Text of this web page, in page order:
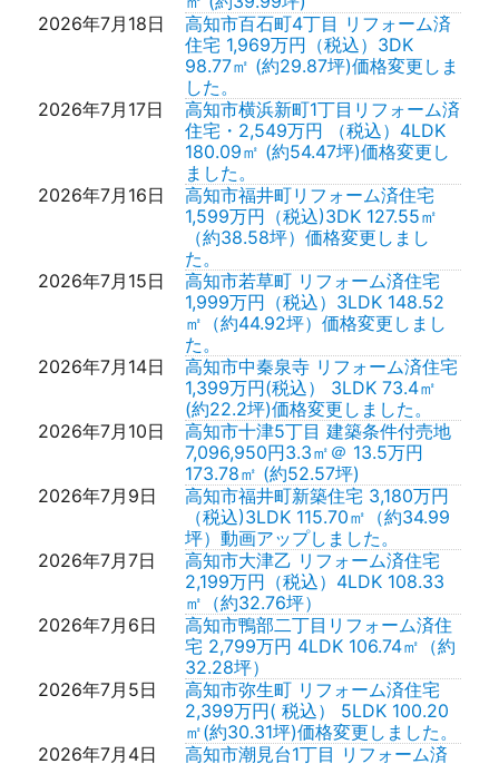
2026年7月18日
高知市百石町4丁目 リフォーム済
住宅 1,969万円（税込）3DK
98.77㎡ (約29.87坪)価格変更しま
した。
2026年7月17日
高知市横浜新町1丁目リフォーム済
住宅・2,549万円 （税込）4LDK
180.09㎡ (約54.47坪)価格変更し
ました。
2026年7月16日
高知市福井町リフォーム済住宅
1,599万円（税込)3DK 127.55㎡
（約38.58坪）価格変更しまし
た。
2026年7月15日
高知市若草町 リフォーム済住宅
1,999万円（税込）3LDK 148.52
㎡（約44.92坪）価格変更しまし
た。
2026年7月14日
高知市中秦泉寺 リフォーム済住宅
1,399万円(税込） 3LDK 73.4㎡
(約22.2坪)価格変更しました。
2026年7月10日
高知市十津5丁目 建築条件付売地
7,096,950円3.3㎡＠ 13.5万円
173.78㎡ (約52.57坪)
2026年7月9日
高知市福井町新築住宅 3,180万円
（税込)3LDK 115.70㎡（約34.99
坪）動画アップしました。
2026年7月7日
高知市大津乙 リフォーム済住宅
2,199万円（税込）4LDK 108.33
㎡（約32.76坪）
2026年7月6日
高知市鴨部二丁目リフォーム済住
宅 2,799万円 4LDK 106.74㎡（約
32.28坪）
2026年7月5日
高知市弥生町 リフォーム済住宅
2,399万円( 税込） 5LDK 100.20
㎡(約30.31坪)価格変更しました。
2026年7月4日
高知市潮見台1丁目 リフォーム済